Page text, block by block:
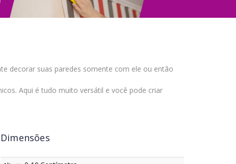
decorar suas paredes somente com ele ou então
Aqui é tudo muito versátil e você pode criar
Dimensões